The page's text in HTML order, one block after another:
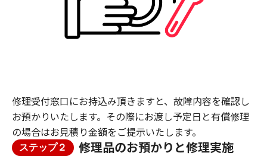
修理受付窓口にお持込み頂きますと、故障内容を確認し
お預かりいたします。その際にお渡し予定日と有償修理
の場合はお見積り金額をご提示いたします。
ステップ２ 修理品のお預かりと修理実施